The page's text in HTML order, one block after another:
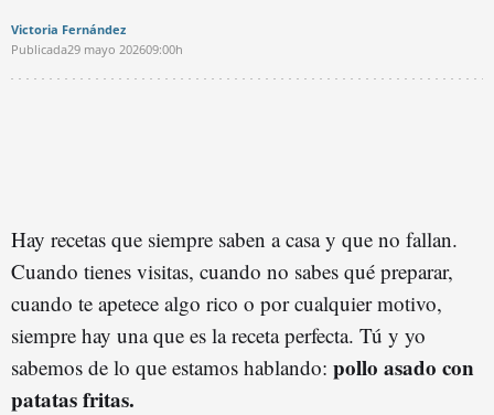
Victoria Fernández
Publicada29 mayo 202609:00h
Hay recetas que siempre saben a casa y que no fallan.
Cuando tienes visitas, cuando no sabes qué preparar,
cuando te apetece algo rico o por cualquier motivo,
siempre hay una que es la receta perfecta. Tú y yo
sabemos de lo que estamos hablando: pollo asado con
patatas fritas.